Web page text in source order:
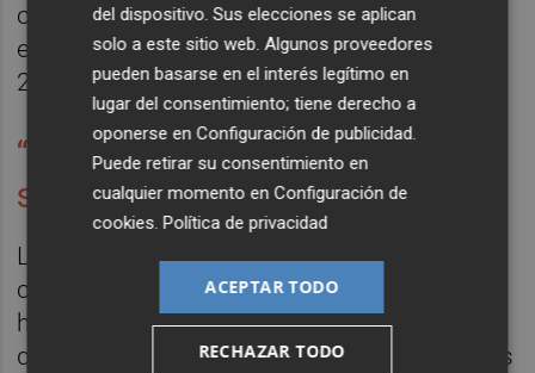
originales llevaban la firma dePedro López
el bajista, que falleció repentinamente en
2006.
“Son canciones que podrían
sacar ahora grupos indie”
Lo que sí ha sorprendido a la banda es
comprobar hasta qué punto sus canciones
han sobrevivido al contexto generacional
que las vio nacer. En los primeros conciertos
del dispositivo. Sus elecciones se aplican
solo a este sitio web. Algunos proveedores
pueden basarse en el interés legítimo en
lugar del consentimiento; tiene derecho a
oponerse enConfiguración de publicidad
Puede retirar su consentimiento en
cualquier momento enConfiguración de
cookies .Política de privacidad
ACEPTAR TODO
RECHAZAR TODO